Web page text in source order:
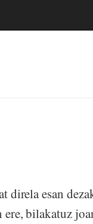
esan
bilakatuz